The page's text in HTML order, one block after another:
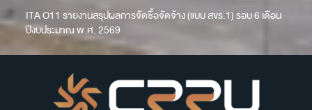
ITA O11 รายงานสรุปผลการจัดซื้อจัดจ้าง (แบบ สขร.1) รอบ 6 เดือน
ปีงบประมาณ พ.ศ. 2569